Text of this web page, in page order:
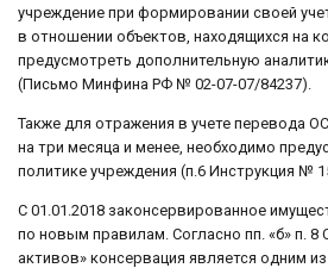
учреждение при формировании своей
в отношении объектов, находящихся на
предусмотреть дополнительную
(Письмо Минфина РФ № 02-07-07/84237).
Также для отражения в учете перевода
на три месяца и менее, необходимо
политике учреждения (п.6 Инструкция №
С 01.01.2018 законсервированное
по новым правилам. Согласно пп. «б» п. 8
активов» консервация является одним